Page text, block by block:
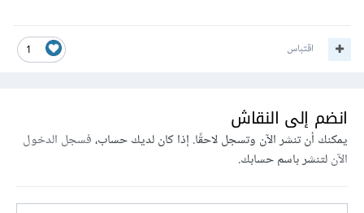
1 اقتباس
انضم إلى النقاش
يمكنك أن تنشر الآن وتسجل لاحقًا. إذا كان لديك حساب،فسجل الدخول
الآنلتنشر باسم حسابك.